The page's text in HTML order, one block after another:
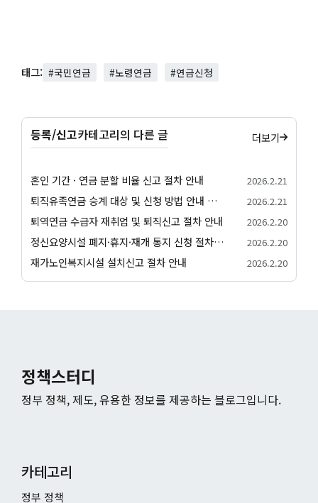
태그: #국민연금 #노령연금 #연금신청
등록/신고카테고리의 다른 글 더보기
혼인 기간 · 연금 분할 비율 신고 절차 안내 2026.2.21
퇴직유족연금 승계 대상 및 신청 방법 안내 서비스 2026.2.21
퇴역연금 수급자 재취업 및 퇴직신고 절차 안내 2026.2.20
정신요양시설 폐지·휴지·재개 통지 신청 절차 안내 2026.2.20
재가노인복지시설 설치신고 절차 안내 2026.2.20
정책스터디
정부 정책, 제도, 유용한 정보를 제공하는 블로그입니다.
카테고리
정부 정책